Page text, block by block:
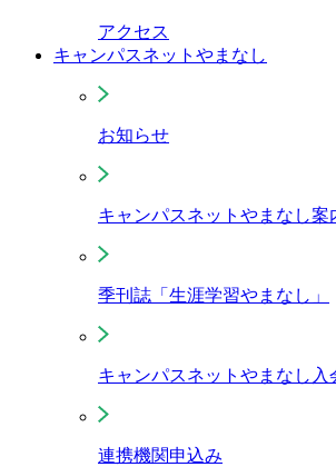
アクセス
キャンパスネットやまなし
お知らせ
キャンパスネットやまなし案
季刊誌「生涯学習やまなし」
キャンパスネットやまなし入
連携機関申込み